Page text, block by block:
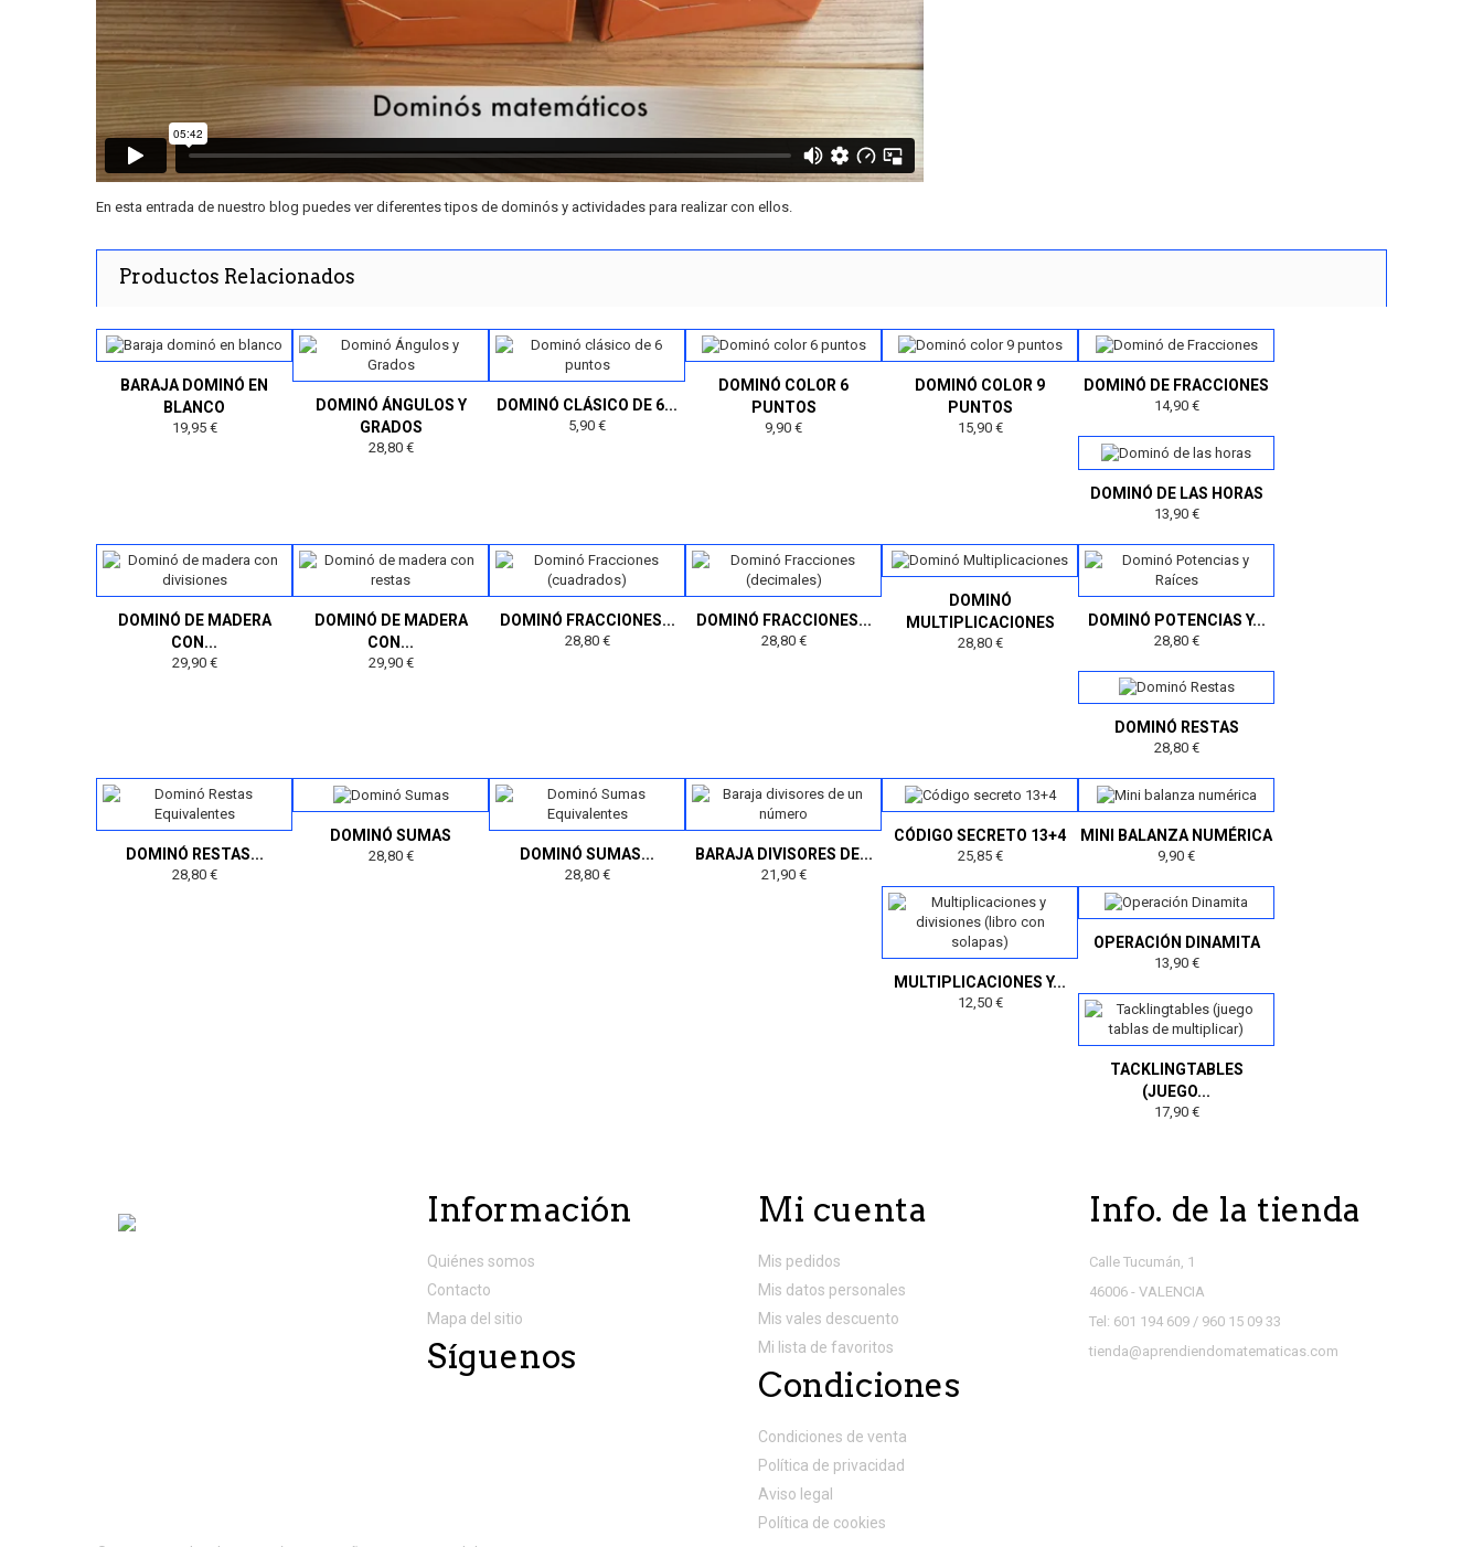
En esta entrada de nuestro blog puedes ver diferentes tipos de dominós y actividades para realizar con ellos.
Productos Relacionados
BARAJA DOMINÓ EN
BLANCO
19,95 €
DOMINÓ ÁNGULOS Y
GRADOS
28,80 €
DOMINÓ CLÁSICO DE 6...
5,90 €
DOMINÓ COLOR 6
PUNTOS
9,90 €
DOMINÓ COLOR 9
PUNTOS
15,90 €
DOMINÓ DE FRACCIONES
14,90 €
DOMINÓ DE LAS HORAS
13,90 €
DOMINÓ DE MADERA
CON...
29,90 €
DOMINÓ DE MADERA
CON...
29,90 €
DOMINÓ FRACCIONES...
28,80 €
DOMINÓ FRACCIONES...
28,80 €
DOMINÓ
MULTIPLICACIONES
28,80 €
DOMINÓ POTENCIAS Y...
28,80 €
DOMINÓ RESTAS
28,80 €
DOMINÓ RESTAS...
28,80 €
DOMINÓ SUMAS
28,80 € DOMINÓ SUMAS...
28,80 €
BARAJA DIVISORES DE...
21,90 €
CÓDIGO SECRETO 13+4
25,85 €
MINI BALANZA NUMÉRICA
9,90 €
MULTIPLICACIONES Y...
12,50 €
OPERACIÓN DINAMITA
13,90 €
TACKLINGTABLES
(JUEGO...
17,90 €
Información
Quiénes somos
Contacto
Mapa del sitio
Síguenos
Mi cuenta
Mis pedidos
Mis datos personales
Mis vales descuento
Mi lista de favoritos
Condiciones
Condiciones de venta
Política de privacidad
Aviso legal
Política de cookies
Info. de la tienda
Calle Tucumán, 1
46006 - VALENCIA
Tel: 601 194 609 / 960 15 09 33
tienda@aprendiendomatematicas.com